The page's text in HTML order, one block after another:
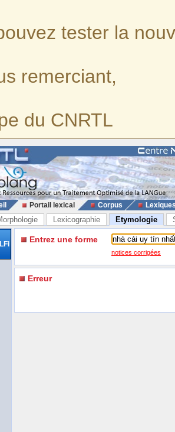
tester la
remerciant,
du CNRTL
Portail lexical Corpus
Lexicographie Etymologie
Entrez une forme
notices corrigées
Erreur